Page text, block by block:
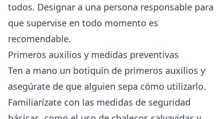
todos. Designar a una persona responsable para
que supervise en todo momento es
recomendable.
Primeros auxilios y medidas preventivas
Ten a mano un botiquín de primeros auxilios y
asegúrate de que alguien sepa cómo utilizarlo.
Familiarízate con las medidas de seguridad